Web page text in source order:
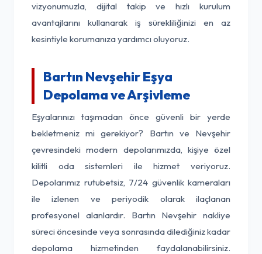
vizyonumuzla, dijital takip ve hızlı kurulum
avantajlarını kullanarak iş sürekliliğinizi en az
kesintiyle korumanıza yardımcı oluyoruz.
Bartın Nevşehir Eşya
Depolama ve Arşivleme
Eşyalarınızı taşımadan önce güvenli bir yerde
bekletmeniz mi gerekiyor? Bartın ve Nevşehir
çevresindeki modern depolarımızda, kişiye özel
kilitli oda sistemleri ile hizmet veriyoruz.
Depolarımız rutubetsiz, 7/24 güvenlik kameraları
ile izlenen ve periyodik olarak ilaçlanan
profesyonel alanlardır. Bartın Nevşehir nakliye
süreci öncesinde veya sonrasında dilediğiniz kadar
depolama hizmetinden faydalanabilirsiniz.